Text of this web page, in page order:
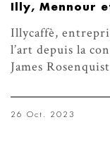
Illy, Mennour
Illycaffè,
l’art depuis la
James
26 Oct. 2023